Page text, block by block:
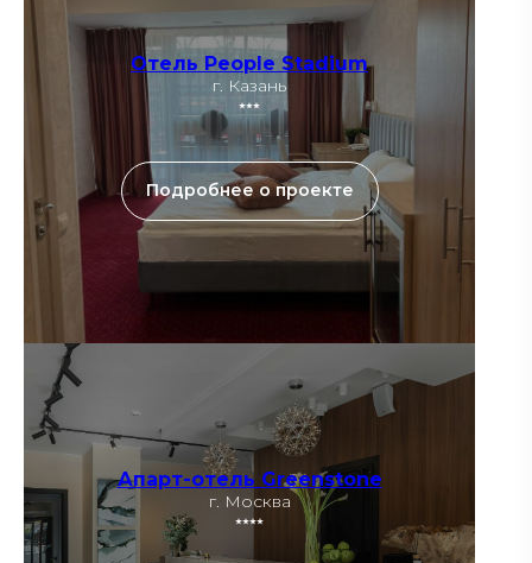
Отель People Stadium
г. Казань
⭑⭑⭑
Подробнее о проекте
Апарт-отель Greenstone
г. Москва
⭑⭑⭑⭑